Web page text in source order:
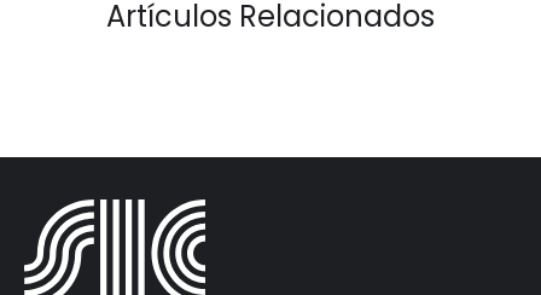
Artículos Relacionados